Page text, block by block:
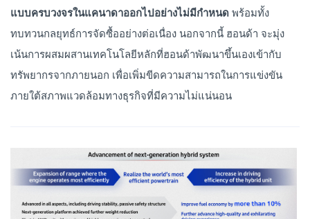
แบบครบวงจรในแคนาดาออกไปอย่างไม่มีกำหนด พร้อมทั้ง
ทบทวนกลยุทธ์การจัดซื้ออย่างต่อเนื่อง นอกจากนี้ ฮอนด้า จะมุ่ง
เน้นการผสมผสานเทคโนโลยีหลักที่ฮอนด้าพัฒนาขึ้นเองเข้ากับ
ทรัพยากรจากภายนอก เพื่อเพิ่มขีดความสามารถในการแข่งขัน
ภายใต้สภาพแวดล้อมทางธุรกิจที่มีความไม่แน่นอน